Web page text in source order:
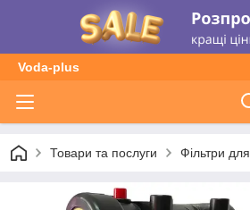
Voda-plus
Товари та послуги Фільтри